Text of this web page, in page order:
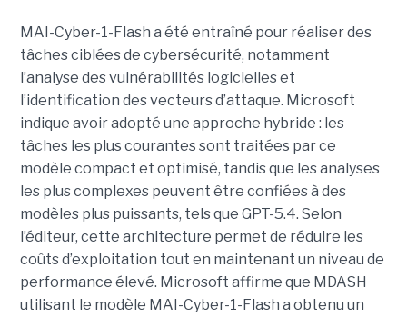
MAI-Cyber-1-Flash a été entraîné pour réaliser des
tâches ciblées de cybersécurité, notamment
l’analyse des vulnérabilités logicielles et
l’identification des vecteurs d’attaque. Microsoft
indique avoir adopté une approche hybride : les
tâches les plus courantes sont traitées par ce
modèle compact et optimisé, tandis que les analyses
les plus complexes peuvent être confiées à des
modèles plus puissants, tels que GPT-5.4. Selon
l’éditeur, cette architecture permet de réduire les
coûts d’exploitation tout en maintenant un niveau de
performance élevé. Microsoft affirme que MDASH
utilisant le modèle MAI-Cyber-1-Flash a obtenu un